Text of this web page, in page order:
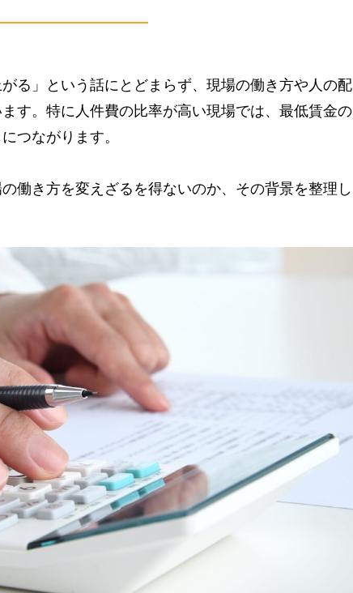
る」という話にとどまらず、現場の働き方や人の配
す。 特に人件費の比率が高い現場では、最低賃金の
つながります。
働き方を変えざるを得ないのか、その背景を整理し